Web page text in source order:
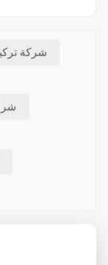
شركة